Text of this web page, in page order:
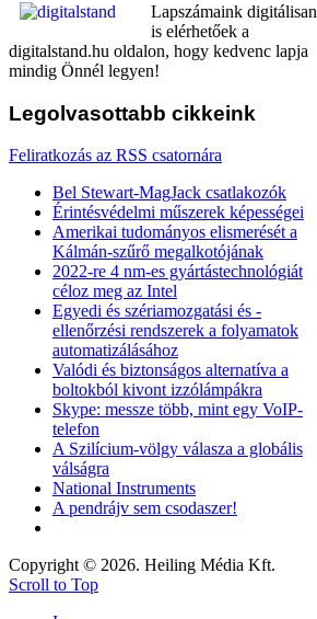
Lapszámaink digitálisan
is elérhetőek a
digitalstand.hu oldalon, hogy kedvenc lapja
mindig Önnél legyen!
Legolvasottabb cikkeink
Feliratkozás az RSS csatornára
Bel Stewart-MagJack csatlakozók
Érintésvédelmi műszerek képességei
Amerikai tudományos elismerését a
Kálmán-szűrő megalkotójának
2022-re 4 nm-es gyártástechnológiát
céloz meg az Intel
Egyedi és szériamozgatási és -
ellenőrzési rendszerek a folyamatok
automatizálásához
Valódi és biztonságos alternatíva a
boltokból kivont izzólámpákra
Skype: messze több, mint egy VoIP-
telefon
A Szilícium-völgy válasza a globális
válságra
National Instruments
A pendrájv sem csodaszer!
Copyright © 2026. Heiling Média Kft.
Scroll to Top